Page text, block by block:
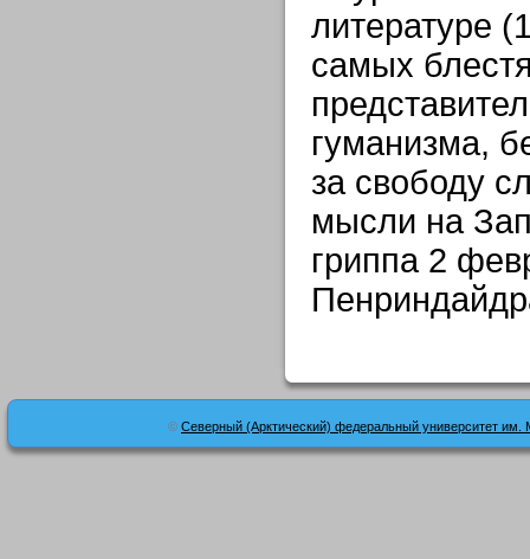
литературе
самых
гуманизма,
за свободу
мысли на
гриппа 2
© Северный (Арктический) федеральный университет